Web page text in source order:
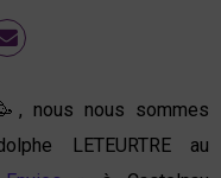
nous nous sommes
LETEURTRE au